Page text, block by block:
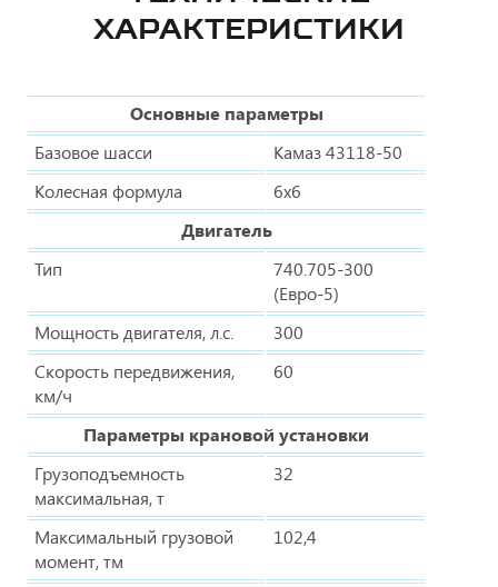
ХАРАКТЕРИСТИКИ
Основные параметры
Базовое шасси
Камаз 43118-50
Колесная формула
6х6
Двигатель
Тип
740.705-300
(Евро-5)
Мощность двигателя, л.с.
300
Скорость передвижения,
км/ч
60
Параметры крановой установки
Грузоподъемность
максимальная, т
32
Максимальный грузовой
момент, тм
102,4